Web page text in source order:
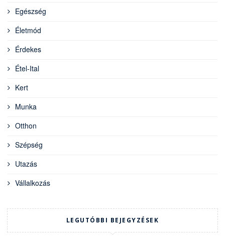
Egészség
Életmód
Érdekes
Étel-Ital
Kert
Munka
Otthon
Szépség
Utazás
Vállalkozás
LEGUTÓBBI BEJEGYZÉSEK